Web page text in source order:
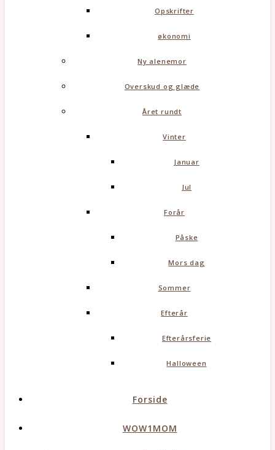
Opskrifter
økonomi
Ny alenemor
Overskud og glæde
Året rundt
Vinter
Januar
Jul
Forår
Påske
Mors dag
Sommer
Efterår
Efterårsferie
Halloween
Forside
WOW1MOM